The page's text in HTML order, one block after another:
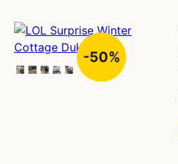
-50%